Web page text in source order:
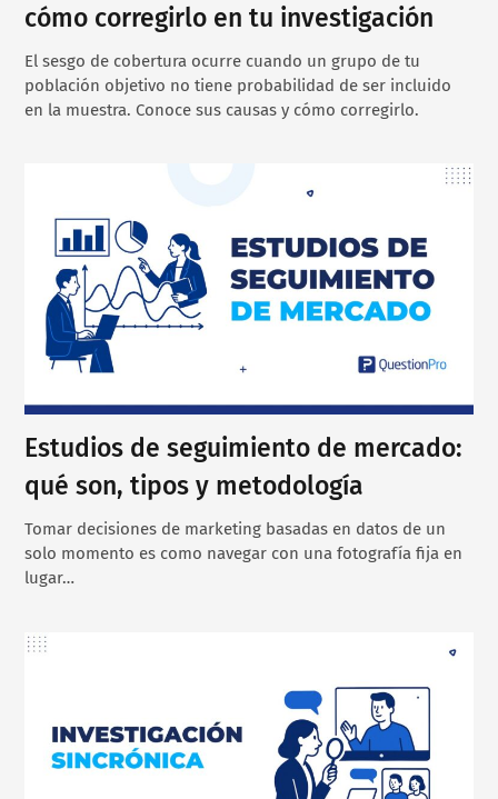
cómo corregirlo en tu investigación
El sesgo de cobertura ocurre cuando un grupo de tu
población objetivo no tiene probabilidad de ser incluido
en la muestra. Conoce sus causas y cómo corregirlo.
Estudios de seguimiento de mercado:
qué son, tipos y metodología
Tomar decisiones de marketing basadas en datos de un
solo momento es como navegar con una fotografía fija en
lugar…